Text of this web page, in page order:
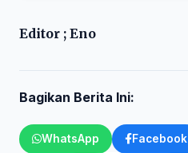
Editor ; Eno
Bagikan Berita Ini:
WhatsApp Facebook